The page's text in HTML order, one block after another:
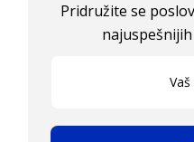
Pridružite se